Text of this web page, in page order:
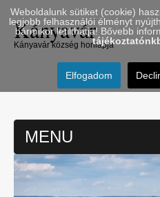
Kányavár
Kányavár község honlapja
MENU
Weboldalunk sütiket (cookie)
legjobb felhasználói élményt
bármikor letilthatja! Bővebb
Elfogadom